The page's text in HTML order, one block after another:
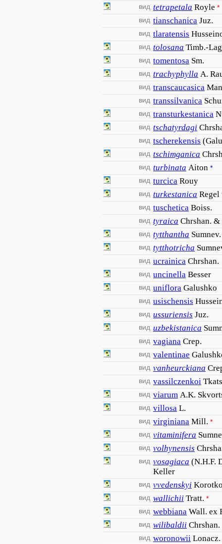
вид tetrapetala Royle *
вид tianschanica Juz.
вид tlaratensis
вид tolosana Timb.-
вид tomentosa Sm.
вид trachyphylla A.
вид transcaucasica
вид transsilvanica
вид transturkestanica
вид tschatyrdagi
вид tscherekensis
вид tschimganica
вид turbinata Aiton *
вид turcica Rouy
вид turkestanica Regel
вид tuschetica Boiss.
вид tyraica Chrshan. &
вид tytthantha Sumnev.
вид tytthotricha
вид ucrainica Chrshan.
вид uncinella Besser
вид uniflora Galushko
вид usischensis
вид ussuriensis Juz.
вид uzbekistanica
вид vagiana Crep.
вид valentinae
вид vanheurckiana
вид vassilczenkoi
вид viarum A.K.
вид villosa L.
вид virginiana Mill. *
вид vitaminifera
вид volhynensis
вид vosagiaca (N.H.F.
Keller
вид vvedenskyi
вид wallichii Tratt. *
вид webbiana Wall. ex
вид wilibaldii Chrshan.
вид woronowii Lonacz.